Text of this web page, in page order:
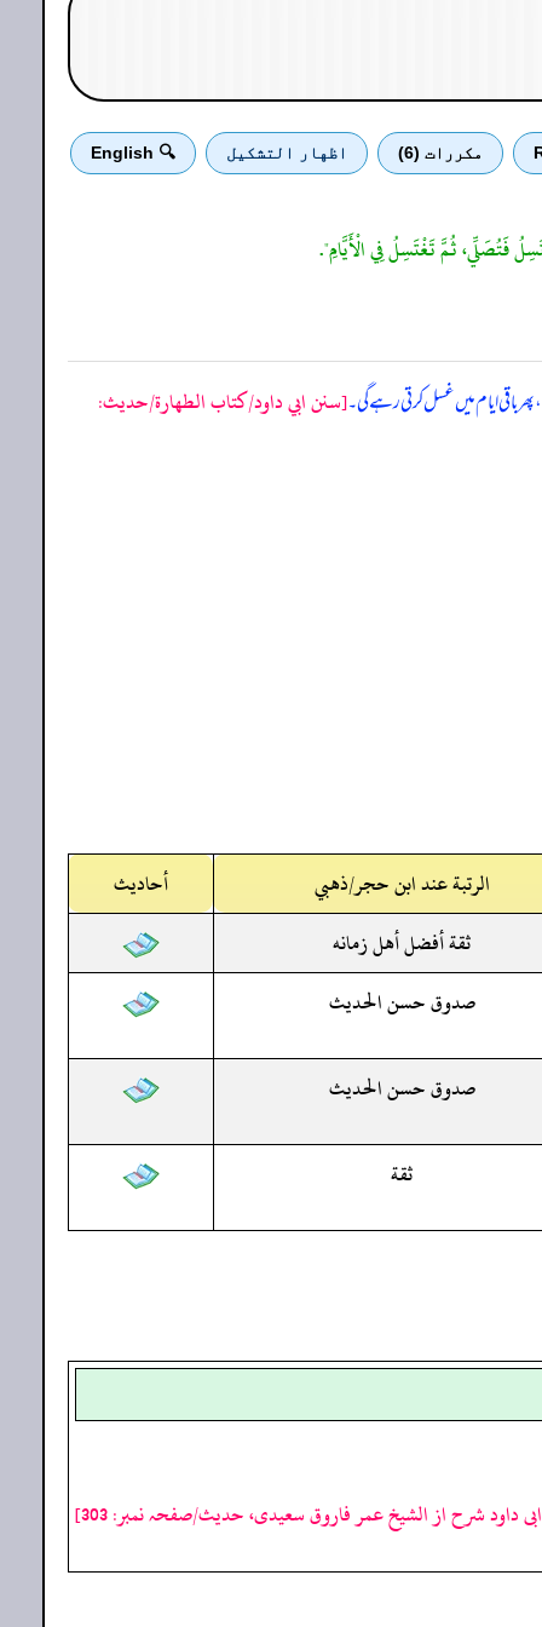
مكررات (6) اظهار التشكيل 🔍 English
فَتُصَلِّي، ثُمَّ تَغْتَسِلُ فِي الْأَيَّامِ".
باقی ایام میں غسل کرتی رہے گی۔[سنن ابي داود/كتاب الطهارة/حدیث:
الرتبة عند ابن حجر/ذهبي
أحاديث
ثقة أفضل أهل زمانه
صدوق حسن الحديث
صدوق حسن الحديث
ثقة
داود شرح از الشیخ عمر فاروق سعیدی، حدیث/صفحہ نمبر: 303]